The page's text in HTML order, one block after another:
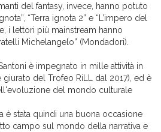
del fantasy, invece, hanno potuto
“Terra ignota 2” e “L’impero del
i lettori più mainstream hanno
Michelangelo” (Mondadori).
è impegnato in mille attività in
del Trofeo RiLL dal 2017), ed è
del mondo culturale
è stata quindi una buona occasione
campo sul mondo della narrativa e